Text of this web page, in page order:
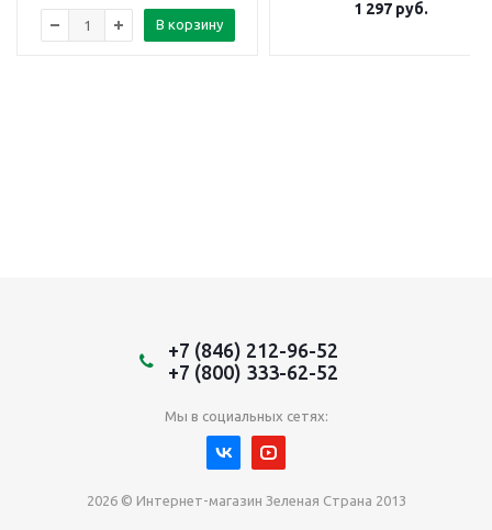
В корзину
1 297руб.
+7 (846) 212-96-52
+7 (800) 333-62-52
Мы в социальных сетях:
2026 © Интернет-магазин Зеленая Страна 2013